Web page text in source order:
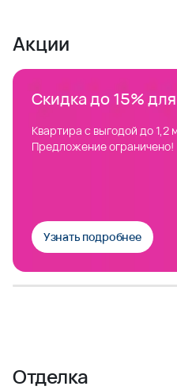
Акции
Скидка до 15%
Квартира с выгодой до 1,2
Предложение ограничено!
Узнать подробнее
Отделка